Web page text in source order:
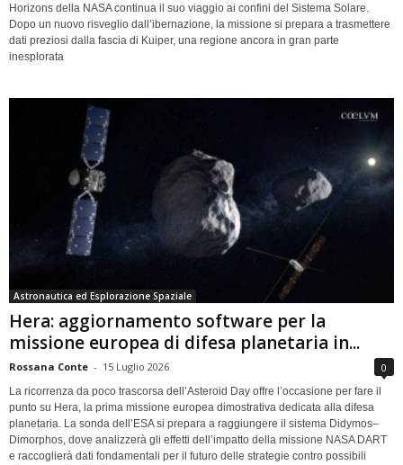
Horizons della NASA continua il suo viaggio ai confini del Sistema Solare.
Dopo un nuovo risveglio dall’ibernazione, la missione si prepara a trasmettere
dati preziosi dalla fascia di Kuiper, una regione ancora in gran parte
inesplorata
Astronautica ed Esplorazione Spaziale
Hera: aggiornamento software per la
missione europea di difesa planetaria in...
Rossana Conte - 15 Luglio 2026 0
La ricorrenza da poco trascorsa dell’Asteroid Day offre l’occasione per fare il
punto su Hera, la prima missione europea dimostrativa dedicata alla difesa
planetaria. La sonda dell’ESA si prepara a raggiungere il sistema Didymos–
Dimorphos, dove analizzerà gli effetti dell’impatto della missione NASA DART
e raccoglierà dati fondamentali per il futuro delle strategie contro possibili